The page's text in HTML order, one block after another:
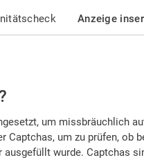
Anzeige
um missbräuchlich
Captchas, um zu prüfen, ob
wurde. Captchas